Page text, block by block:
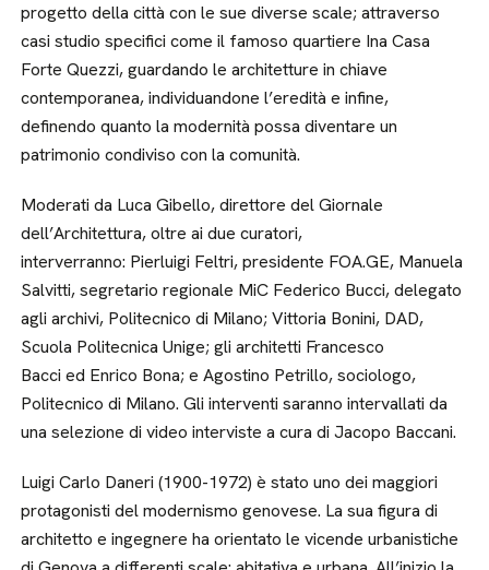
progetto della città con le sue diverse scale; attraverso
casi studio specifici come il famoso quartiere Ina Casa
Forte Quezzi, guardando le architetture in chiave
contemporanea, individuandone l’eredità e infine,
definendo quanto la modernità possa diventare un
patrimonio condiviso con la comunità.
Moderati da Luca Gibello, direttore del Giornale
dell’Architettura, oltre ai due curatori,
interverranno: Pierluigi Feltri, presidente FOA.GE, Manuela
Salvitti, segretario regionale MiC Federico Bucci, delegato
agli archivi, Politecnico di Milano; Vittoria Bonini, DAD,
Scuola Politecnica Unige; gli architetti Francesco
Bacci ed Enrico Bona; e Agostino Petrillo, sociologo,
Politecnico di Milano. Gli interventi saranno intervallati da
una selezione di video interviste a cura di Jacopo Baccani.
Luigi Carlo Daneri (1900-1972) è stato uno dei maggiori
protagonisti del modernismo genovese. La sua figura di
architetto e ingegnere ha orientato le vicende urbanistiche